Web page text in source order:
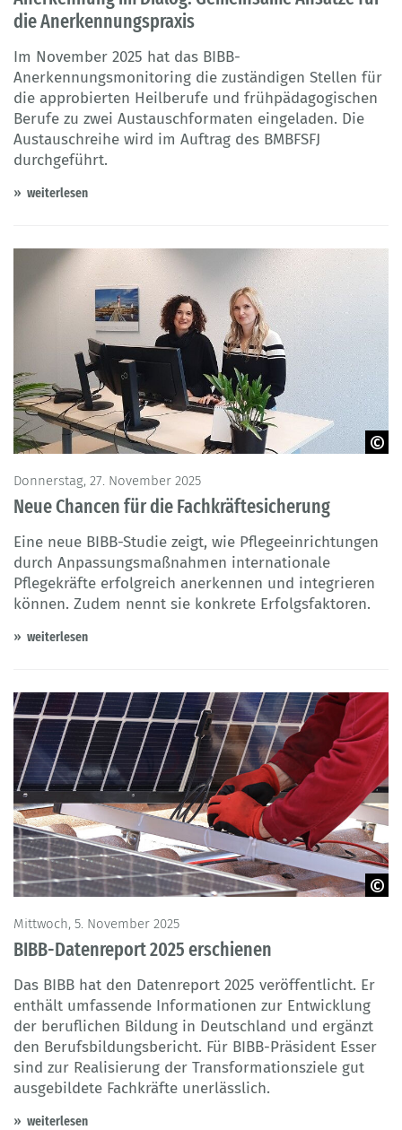
die Anerkennungspraxis
Im November 2025 hat das BIBB-
Anerkennungsmonitoring die zuständigen Stellen für
die approbierten Heilberufe und frühpädagogischen
Berufe zu zwei Austauschformaten eingeladen. Die
Austauschreihe wird im Auftrag des BMBFSFJ
durchgeführt.
weiterlesen
Donnerstag, 27. November 2025
Neue Chancen für die Fachkräftesicherung
Eine neue BIBB-Studie zeigt, wie Pflegeeinrichtungen
durch Anpassungsmaßnahmen internationale
Pflegekräfte erfolgreich anerkennen und integrieren
können. Zudem nennt sie konkrete Erfolgsfaktoren.
weiterlesen
Mittwoch, 5. November 2025
BIBB-Datenreport 2025 erschienen
Das BIBB hat den Datenreport 2025 veröffentlicht. Er
enthält umfassende Informationen zur Entwicklung
der beruflichen Bildung in Deutschland und ergänzt
den Berufsbildungsbericht. Für BIBB-Präsident Esser
sind zur Realisierung der Transformationsziele gut
ausgebildete Fachkräfte unerlässlich.
weiterlesen